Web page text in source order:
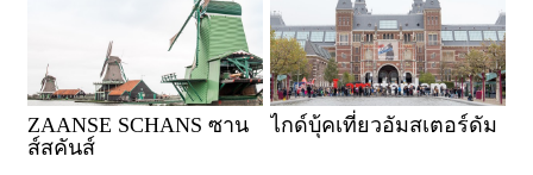
ZAANSE SCHANS ซาน
ส์สคันส์
ไกด์บุ้คเที่ยวอัมสเตอร์ดัม